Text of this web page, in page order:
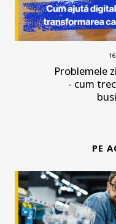
Problemele
- cum
PE